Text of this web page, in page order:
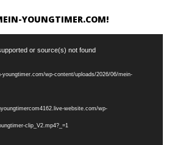
YOUNGTIMER.COM!
or source(s) not found
wp-content/uploads/2026/06/mein-
website.com/wp-
clip_V2.mp4?_=1